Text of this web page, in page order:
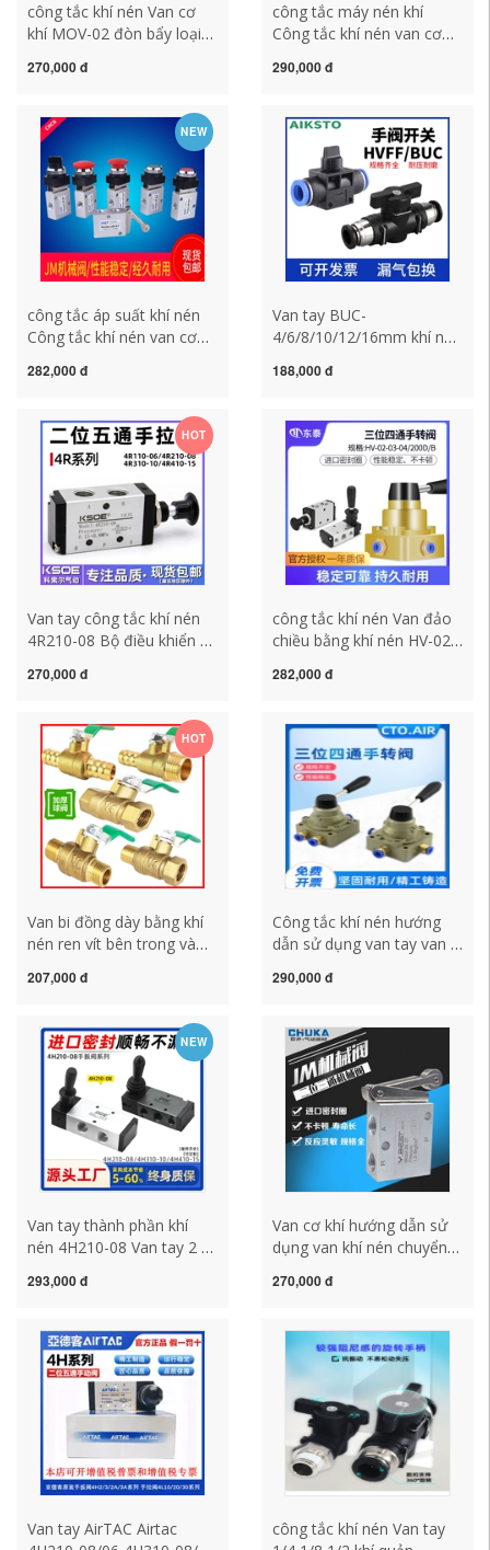
công tắc khí nén Van cơ
khí MOV-02 đòn bẩy loại
chiều cơ khí du lịch chuyển
công tắc áp suất máy nén
khí công tắc khí nén
270,000 đ
công tắc máy nén khí
Công tắc khí nén van cơ
nút đột quỵ MSV86522 van
tắc áp suất khí nén công
tắc hành trình khí nén
290,000 đ
NEW
công tắc áp suất khí nén
Công tắc khí nén van cơ
van khí hai vị trí ba chiều
van đảo chiều điều khiển
bằng không khí công tắc
hành trình khí nén công
tắc áp suất máy nén khí
282,000 đ
Van tay BUC-
4/6/8/10/12/16mm khí nén
khớp van cắm nhanh HVFF
khí nén công tắc máy nén
khí
188,000 đ
HOT
Van tay công tắc khí nén
4R210-08 Bộ điều khiển xi
4R310-10 Van khí đảo
suất khí nén công tắc máy
nén khí
270,000 đ
công tắc khí nén Van đảo
chiều bằng khí nén HV-02-
van điều khiển xi lanh
máy nén khí công tắc áp
suất máy nén khí
282,000 đ
HOT
Van bi đồng dày bằng khí
nén ren vít bên trong và
phút 6 phút Van gas và
cầm màu xanh lá cây công
tắc nhỏ công tắc hành
trình khí nén công tắc khí
207,000 đ
Công tắc khí nén hướng
dẫn sử dụng van tay van xi
hv200d van gas điều khiển
suất khí nén công tắc áp
suất khí nén
290,000 đ
NEW
Van tay thành phần khí
nén 4H210-08 Van tay 2 vị
tay điều khiển van đảo
công tắc máy nén khí
293,000 đ
Van cơ khí hướng dẫn sử
dụng van khí nén chuyển
05/06A/07 nút đột quỵ van
công tắc khí nén công tắc
hành trình khí nén
270,000 đ
Van tay AirTAC Airtac
công tắc khí nén Van tay